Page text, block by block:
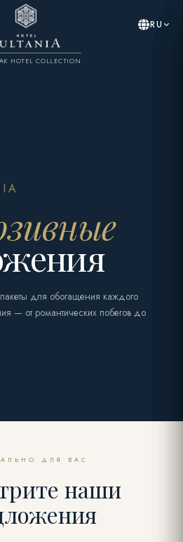
HOTEL COLLECTION
RU
для обогащения каждого
— от романтических побегов до
ДЛЯ ВАС
наши